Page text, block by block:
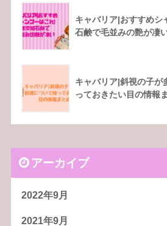
キャバリア|おすすめシ
石鹸で毛並みの艶が凄
キャバリア|斜視の子が
っておきたい目の情報
アーカイブ
2022年9月
2021年9月